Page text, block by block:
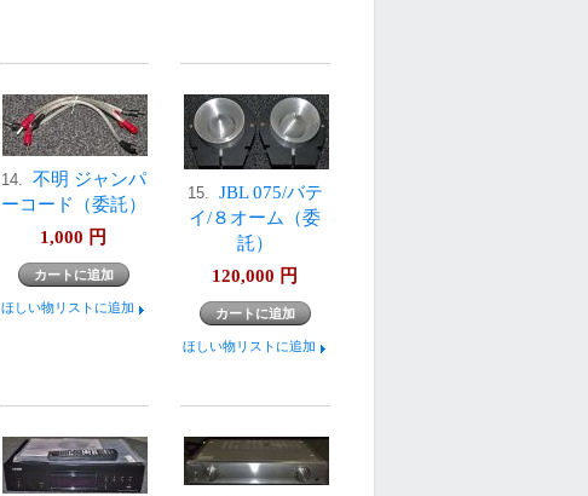
14. 不明 ジャンパ
ーコード（委託）
1,000 円
ほしい物リストに追加
15. JBL 075/バテ
イ/８オーム（委
託）
120,000 円
ほしい物リストに追加